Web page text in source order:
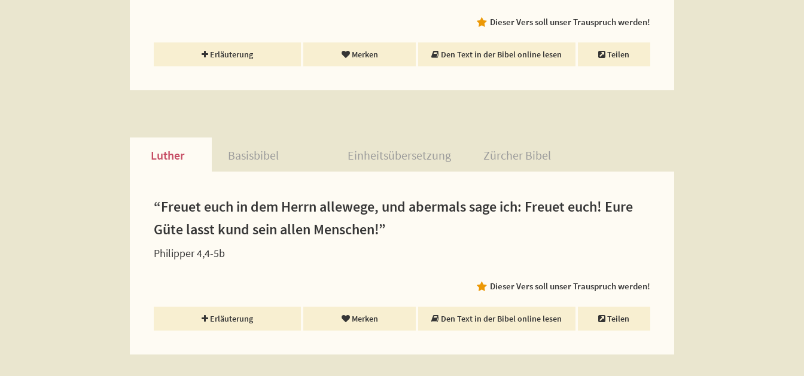
Dieser Vers soll unser Trauspruch werden!
Erläuterung Merken Den Text in der Bibel online lesen Teilen
Luther Basisbibel Einheitsübersetzung Zürcher Bibel
“Freuet euch in dem Herrn allewege, und abermals sage ich: Freuet euch! Eure
Güte lasst kund sein allen Menschen!”
Philipper 4,4-5b
Dieser Vers soll unser Trauspruch werden!
Erläuterung Merken Den Text in der Bibel online lesen Teilen